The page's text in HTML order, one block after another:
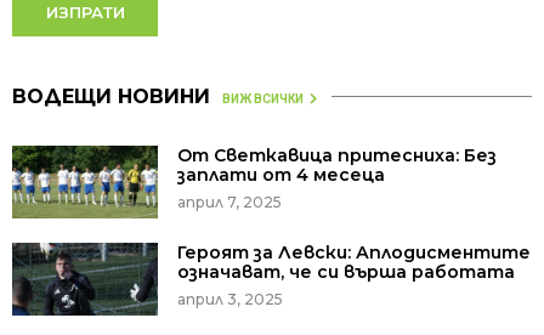
ВОДЕЩИ НОВИНИ ВИЖ ВСИЧКИ
От Светкавица притесниха: Без
заплати от 4 месеца
април 7, 2025
Героят за Левски: Аплодисментите
означават, че си върша работата
април 3, 2025